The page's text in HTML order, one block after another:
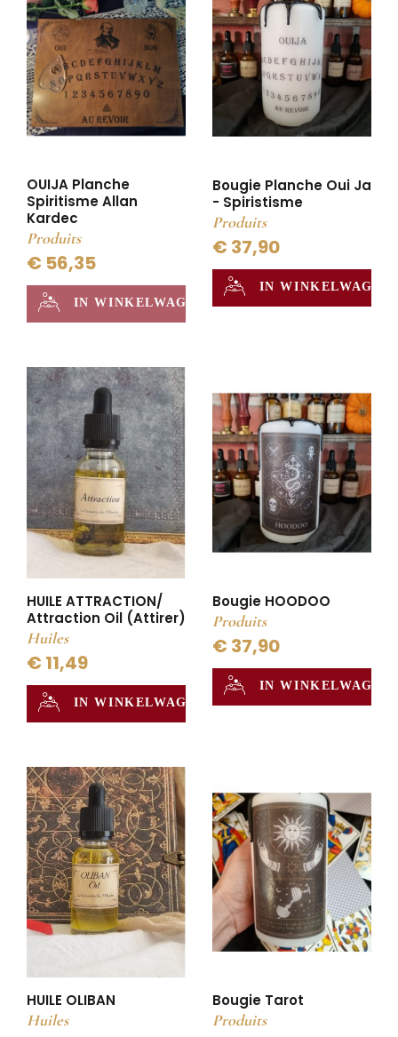
OUIJA Planche
Spiritisme Allan
Kardec
Produits
€ 56,35
IN WINKELWAGEN
Bougie Planche Oui Ja
- Spiristisme
Produits
€ 37,90
IN WINKELWAGEN
HUILE ATTRACTION/
Attraction Oil (Attirer)
Huiles
€ 11,49
IN WINKELWAGEN
Bougie HOODOO
Produits
€ 37,90
IN WINKELWAGEN
HUILE OLIBAN
Huiles
Bougie Tarot
Produits